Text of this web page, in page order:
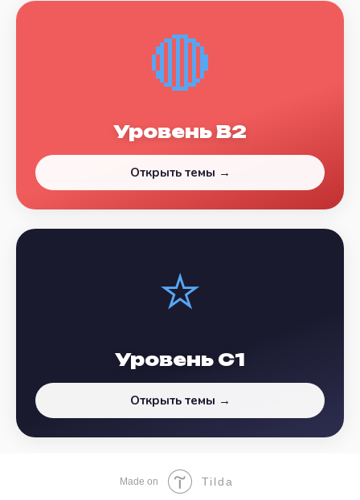
🔴
Уровень B2
Открыть темы →
⭐
Уровень C1
Открыть темы →
Made on Tilda